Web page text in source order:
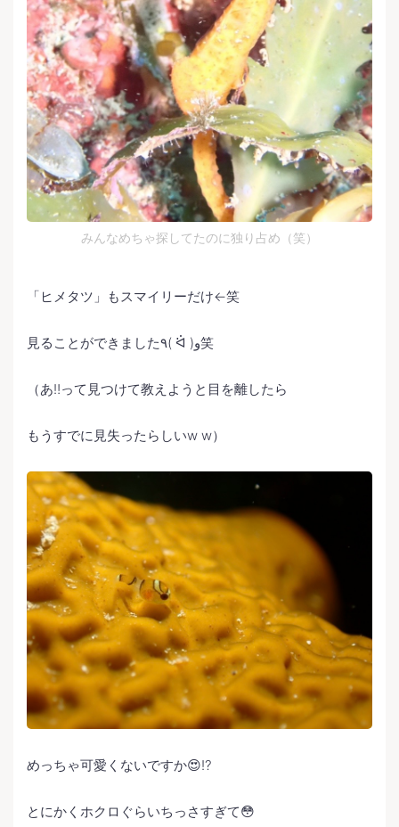
みんなめちゃ探してたのに独り占め（笑）
「ヒメタツ」もスマイリーだけ←笑
見ることができました٩( ᐛ )و笑
（あ‼️って見つけて教えようと目を離したら
もうすでに見失ったらしいw w）
めっちゃ可愛くないですか😍⁉️
とにかくホクロぐらいちっさすぎて😳